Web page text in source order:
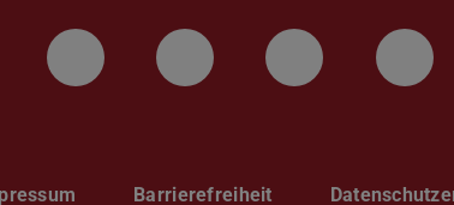
Seite der TU Darmstadt
Instagram-Kanal der TU
Bluesky-Kanal der
Barrierefreiheit